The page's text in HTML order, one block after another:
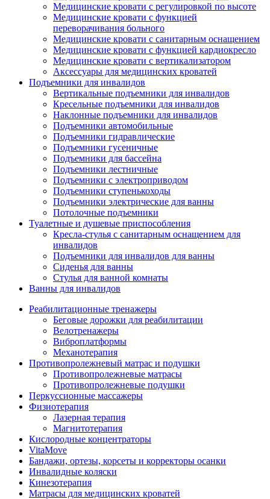
Медицинские кровати с регулировкой по высоте
Медицинские кровати с функцией
переворачивания больного
Медицинские кровати с санитарным оснащением
Медицинские кровати с функцией кардиокресло
Медицинские кровати с вертикализатором
Аксессуары для медицинских кроватей
Подъемники для инвалидов
Вертикальные подъемники для инвалидов
Кресельные подъемники для инвалидов
Наклонные подъемники для инвалидов
Подъемники автомобильные
Подъемники гидравлические
Подъемники гусеничные
Подъемники для бассейна
Подъемники лестничные
Подъемники с электроприводом
Подъемники ступенькоходы
Подъемники электрические для ванны
Потолочные подъемники
Туалетные и душевые приспособления
Кресла-стулья с санитарным оснащением для
инвалидов
Подъемники для инвалидов для ванны
Сиденья для ванны
Стулья для ванной комнаты
Ванны для инвалидов
Реабилитационные тренажеры
Беговые дорожки для реабилитации
Велотренажеры
Виброплатформы
Механотерапия
Противопролежневый матрас и подушки
Противопролежневые матрасы
Противопролежневые подушки
Перкуссионные массажеры
Физиотерапия
Лазерная терапия
Магнитотерапия
Кислородные концентраторы
VitaMove
Бандажи, ортезы, корсеты и корректоры осанки
Инвалидные коляски
Кинезотерапия
Матрасы для медицинских кроватей